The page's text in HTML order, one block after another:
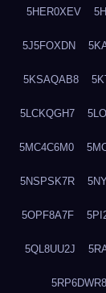
5HER0XEV
5J5FOXDN
5KSAQAB8
5LCKQGH7
5MC4C6M0
5NSPSK7R
5OPF8A7F
5QL8UU2J
5RP6DWR8